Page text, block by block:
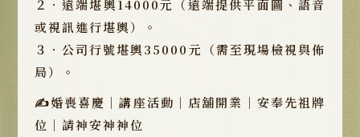
２．遠端堪輿14000元（遠端提供平面圖、語音
或視訊進行堪輿）。
３．公司行號堪輿35000元（需至現場檢視與佈
局）。
✍️婚喪喜慶｜講座活動｜店舖開業｜安奉先祖牌
位｜請神安神神位